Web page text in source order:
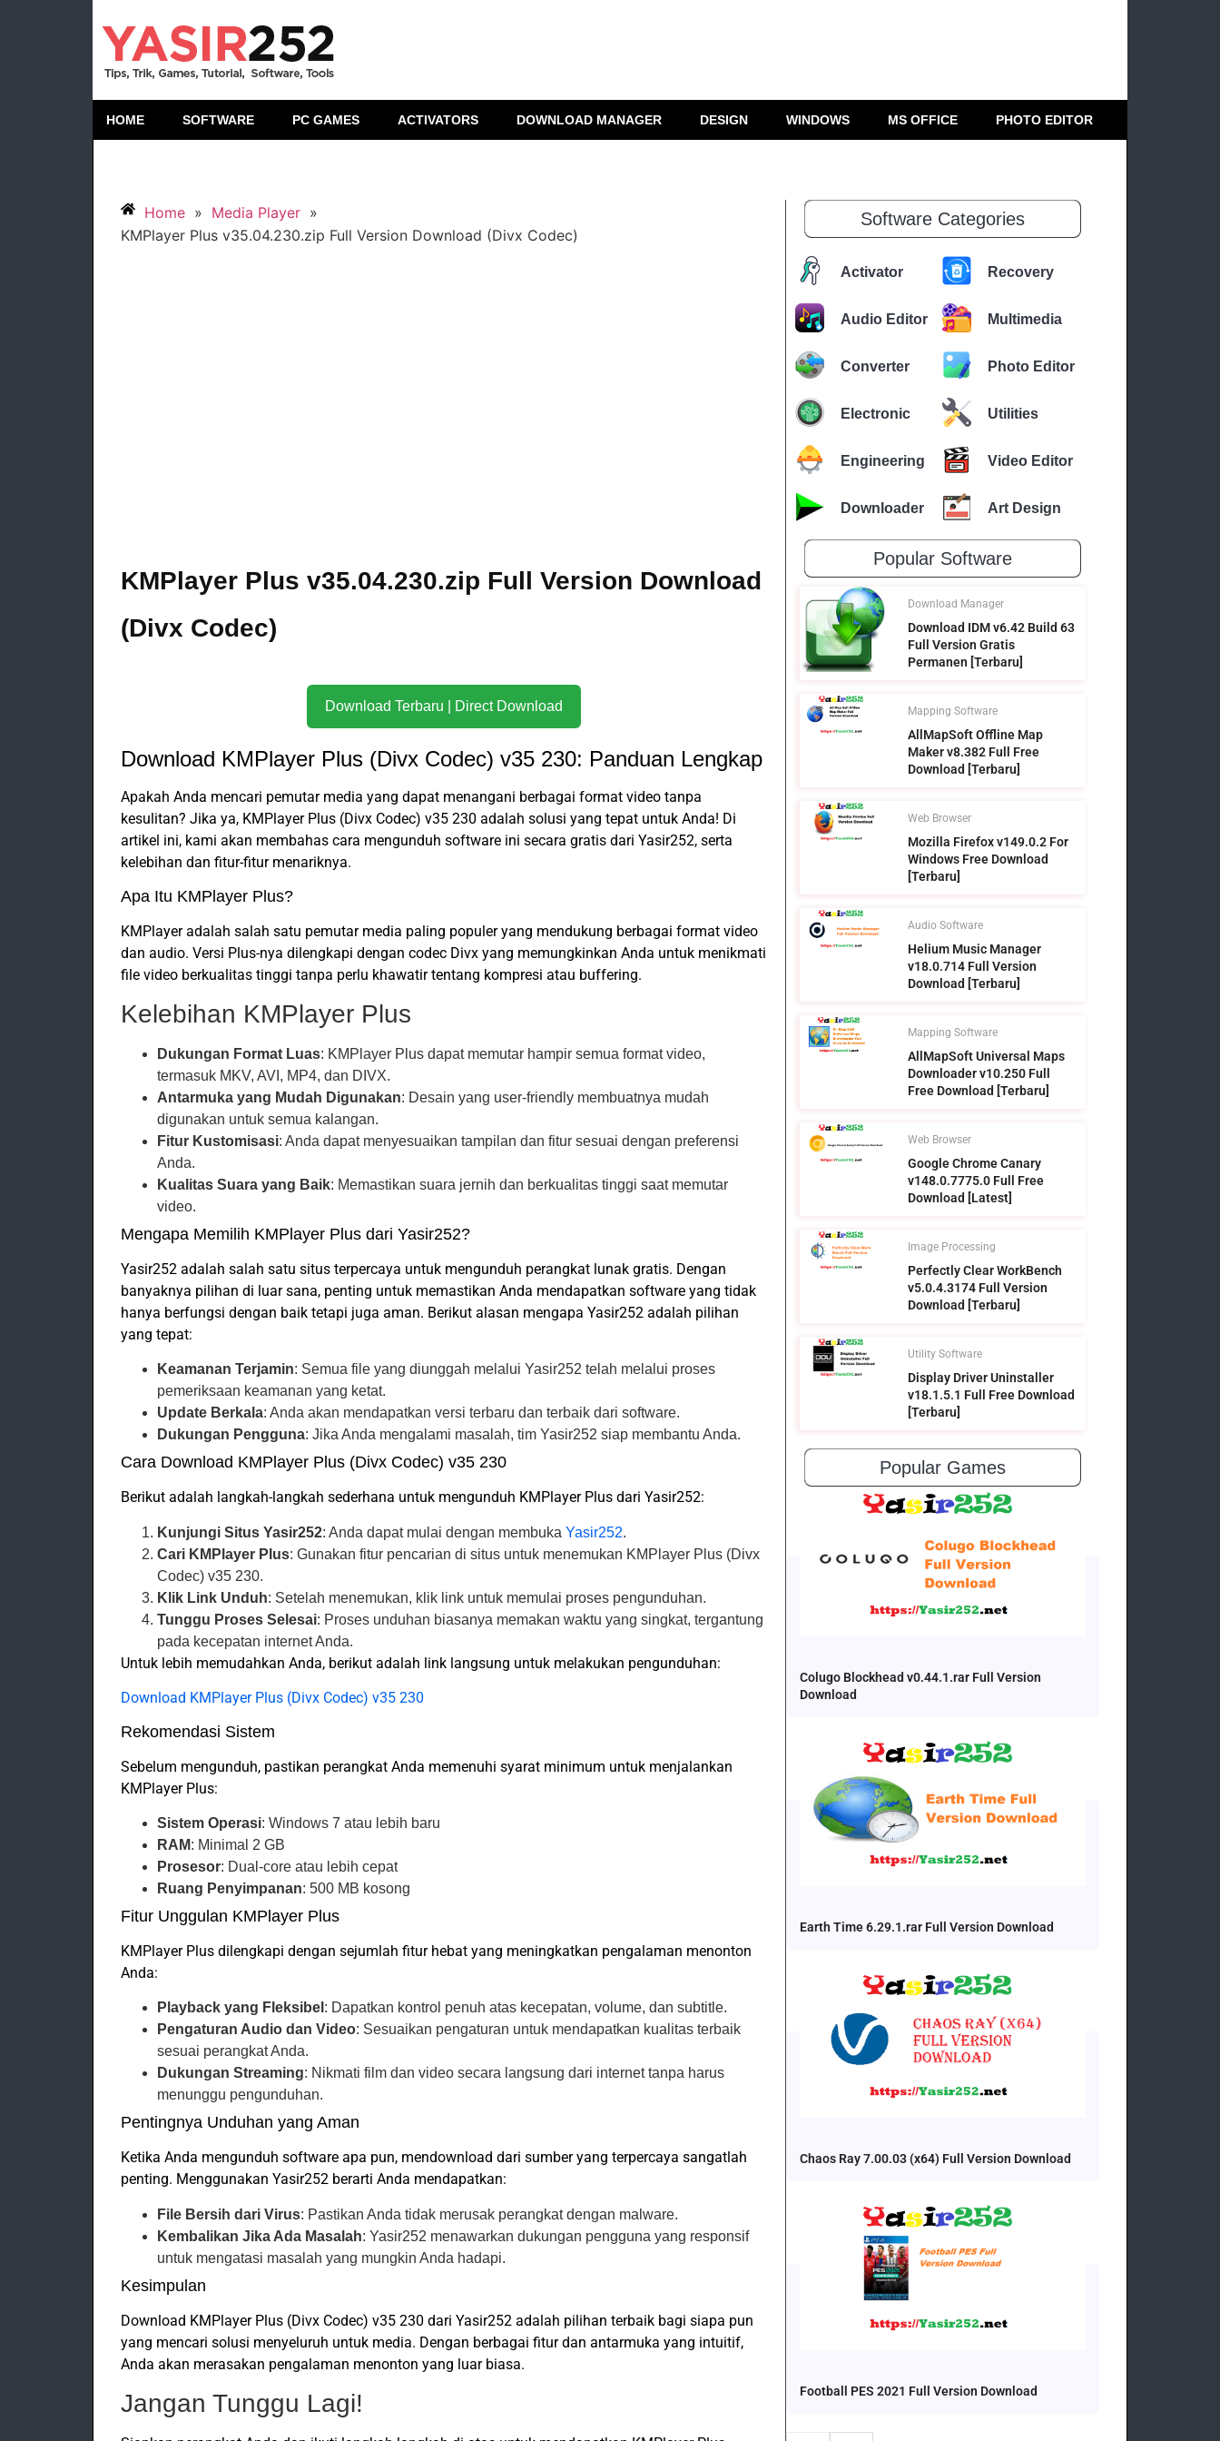
HOME SOFTWARE PC GAMES ACTIVATORS DOWNLOAD MANAGER DESIGN WINDOWS MS OFFICE PHOTO EDITOR
Home » Media Player »
KMPlayer Plus v35.04.230.zip Full Version Download (Divx Codec)
KMPlayer Plus v35.04.230.zip Full Version Download
(Divx Codec)
Download Terbaru | Direct Download
Download KMPlayer Plus (Divx Codec) v35 230: Panduan Lengkap
Apakah Anda mencari pemutar media yang dapat menangani berbagai format video tanpa
kesulitan? Jika ya, KMPlayer Plus (Divx Codec) v35 230 adalah solusi yang tepat untuk Anda! Di
artikel ini, kami akan membahas cara mengunduh software ini secara gratis dari Yasir252, serta
kelebihan dan fitur-fitur menariknya.
Apa Itu KMPlayer Plus?
KMPlayer adalah salah satu pemutar media paling populer yang mendukung berbagai format video
dan audio. Versi Plus-nya dilengkapi dengan codec Divx yang memungkinkan Anda untuk menikmati
file video berkualitas tinggi tanpa perlu khawatir tentang kompresi atau buffering.
Kelebihan KMPlayer Plus
Dukungan Format Luas: KMPlayer Plus dapat memutar hampir semua format video,
termasuk MKV, AVI, MP4, dan DIVX.
Antarmuka yang Mudah Digunakan: Desain yang user-friendly membuatnya mudah
digunakan untuk semua kalangan.
Fitur Kustomisasi: Anda dapat menyesuaikan tampilan dan fitur sesuai dengan preferensi
Anda.
Kualitas Suara yang Baik: Memastikan suara jernih dan berkualitas tinggi saat memutar
video.
Mengapa Memilih KMPlayer Plus dari Yasir252?
Yasir252 adalah salah satu situs terpercaya untuk mengunduh perangkat lunak gratis. Dengan
banyaknya pilihan di luar sana, penting untuk memastikan Anda mendapatkan software yang tidak
hanya berfungsi dengan baik tetapi juga aman. Berikut alasan mengapa Yasir252 adalah pilihan
yang tepat:
Keamanan Terjamin: Semua file yang diunggah melalui Yasir252 telah melalui proses
pemeriksaan keamanan yang ketat.
Update Berkala: Anda akan mendapatkan versi terbaru dan terbaik dari software.
Dukungan Pengguna: Jika Anda mengalami masalah, tim Yasir252 siap membantu Anda.
Cara Download KMPlayer Plus (Divx Codec) v35 230
Berikut adalah langkah-langkah sederhana untuk mengunduh KMPlayer Plus dari Yasir252:
Kunjungi Situs Yasir252: Anda dapat mulai dengan membuka Yasir252.
Cari KMPlayer Plus: Gunakan fitur pencarian di situs untuk menemukan KMPlayer Plus (Divx
Codec) v35 230.
Klik Link Unduh: Setelah menemukan, klik link untuk memulai proses pengunduhan.
Tunggu Proses Selesai: Proses unduhan biasanya memakan waktu yang singkat, tergantung
pada kecepatan internet Anda.
Untuk lebih memudahkan Anda, berikut adalah link langsung untuk melakukan pengunduhan:
Download KMPlayer Plus (Divx Codec) v35 230
Rekomendasi Sistem
Sebelum mengunduh, pastikan perangkat Anda memenuhi syarat minimum untuk menjalankan
KMPlayer Plus:
Sistem Operasi: Windows 7 atau lebih baru
RAM: Minimal 2 GB
Prosesor: Dual-core atau lebih cepat
Ruang Penyimpanan: 500 MB kosong
Fitur Unggulan KMPlayer Plus
KMPlayer Plus dilengkapi dengan sejumlah fitur hebat yang meningkatkan pengalaman menonton
Anda:
Playback yang Fleksibel : Dapatkan kontrol penuh atas kecepatan, volume, dan subtitle.
Pengaturan Audio dan Video: Sesuaikan pengaturan untuk mendapatkan kualitas terbaik
sesuai perangkat Anda.
Dukungan Streaming: Nikmati film dan video secara langsung dari internet tanpa harus
menunggu pengunduhan.
Pentingnya Unduhan yang Aman
Ketika Anda mengunduh software apa pun, mendownload dari sumber yang terpercaya sangatlah
penting. Menggunakan Yasir252 berarti Anda mendapatkan:
File Bersih dari Virus: Pastikan Anda tidak merusak perangkat dengan malware.
Kembalikan Jika Ada Masalah: Yasir252 menawarkan dukungan pengguna yang responsif
untuk mengatasi masalah yang mungkin Anda hadapi.
Kesimpulan
Download KMPlayer Plus (Divx Codec) v35 230 dari Yasir252 adalah pilihan terbaik bagi siapa pun
yang mencari solusi menyeluruh untuk media. Dengan berbagai fitur dan antarmuka yang intuitif,
Anda akan merasakan pengalaman menonton yang luar biasa.
Jangan Tunggu Lagi!
Software Categories
Activator Recovery
Audio Editor Multimedia
Converter Photo Editor
Electronic Utilities
Engineering Video Editor
Downloader Art Design
Popular Software
Download Manager
Download IDM v6.42 Build 63
Full Version Gratis
Permanen [Terbaru]
Mapping Software
AllMapSoft Offline Map
Maker v8.382 Full Free
Download [Terbaru]
Web Browser
Mozilla Firefox v149.0.2 For
Windows Free Download
[Terbaru]
Audio Software
Helium Music Manager
v18.0.714 Full Version
Download [Terbaru]
Mapping Software
AllMapSoft Universal Maps
Downloader v10.250 Full
Free Download [Terbaru]
Web Browser
Google Chrome Canary
v148.0.7775.0 Full Free
Download [Latest]
Image Processing
Perfectly Clear WorkBench
v5.0.4.3174 Full Version
Download [Terbaru]
Utility Software
Display Driver Uninstaller
v18.1.5.1 Full Free Download
[Terbaru]
Popular Games
Colugo Blockhead v0.44.1.rar Full Version
Download
Earth Time 6.29.1.rar Full Version Download
Chaos Ray 7.00.03 (x64) Full Version Download
Football PES 2021 Full Version Download